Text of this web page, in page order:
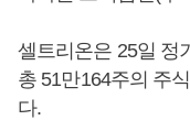
셀트리온은 25일 정
총 51만164주의 주
다.